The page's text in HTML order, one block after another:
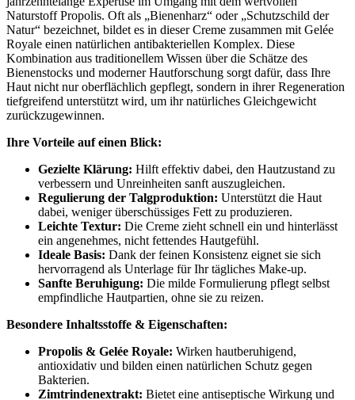
Naturstoff Propolis. Oft als „Bienenharz“ oder „Schutzschild der
Natur“ bezeichnet, bildet es in dieser Creme zusammen mit Gelée
Royale einen natürlichen antibakteriellen Komplex. Diese
Kombination aus traditionellem Wissen über die Schätze des
Bienenstocks und moderner Hautforschung sorgt dafür, dass Ihre
Haut nicht nur oberflächlich gepflegt, sondern in ihrer Regeneration
tiefgreifend unterstützt wird, um ihr natürliches Gleichgewicht
zurückzugewinnen.
Ihre Vorteile auf einen Blick:
Gezielte Klärung: Hilft effektiv dabei, den Hautzustand zu
verbessern und Unreinheiten sanft auszugleichen.
Regulierung der Talgproduktion: Unterstützt die Haut
dabei, weniger überschüssiges Fett zu produzieren.
Leichte Textur: Die Creme zieht schnell ein und hinterlässt
ein angenehmes, nicht fettendes Hautgefühl.
Ideale Basis: Dank der feinen Konsistenz eignet sie sich
hervorragend als Unterlage für Ihr tägliches Make-up.
Sanfte Beruhigung: Die milde Formulierung pflegt selbst
empfindliche Hautpartien, ohne sie zu reizen.
Besondere Inhaltsstoffe & Eigenschaften:
Propolis & Gelée Royale: Wirken hautberuhigend,
antioxidativ und bilden einen natürlichen Schutz gegen
Bakterien.
Zimtrindenextrakt: Bietet eine antiseptische Wirkung und